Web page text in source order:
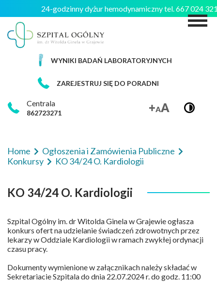
24-godzinny dyżur hemodynamiczny tel. 667 024
WYNIKI BADAŃ LABORATORYJNYCH
ZAREJESTRUJ SIĘ DO PORADNI
Centrala
862723271
Home
Ogłoszenia i Zamówienia Publiczne
Konkursy
KO 34/24 O. Kardiologii
KO 34/24 O. Kardiologii
Szpital Ogólny im. dr Witolda Ginela w Grajewie ogłasza
konkurs ofert na udzielanie świadczeń zdrowotnych przez
lekarzy w Oddziale Kardiologii w ramach zwykłej ordynacji
czasu pracy.
Dokumenty wymienione w załącznikach należy składać w
Sekretariacie Szpitala do dnia 22.07.2024 r. do godz. 11:00